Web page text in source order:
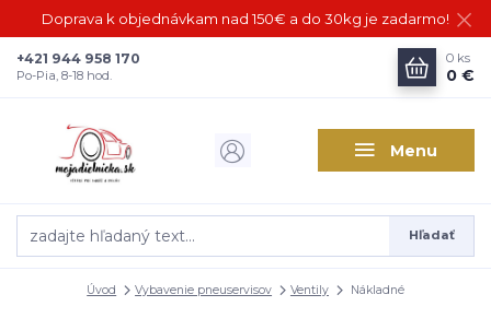
Doprava k objednávkam nad 150€ a do 30kg je zadarmo!
Menu
Hľadať
+421 944 958 170
Po-Pia, 8-18 hod.
0 ks
0 €
Úvod Vybavenie pneuservisov Ventily Nákladné